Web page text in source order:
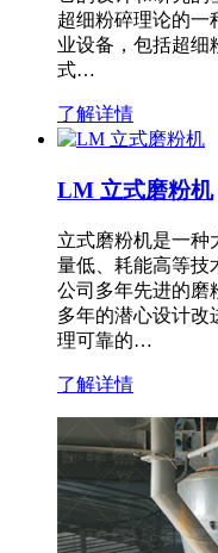
超细粉碎理论的一
业设备，包括超细
式…
了解详情
LM 立式磨粉机
立式磨粉机是一种
量低、耗能高等技
公司多年先进的磨
多年的潜心设计改
理可靠的…
了解详情